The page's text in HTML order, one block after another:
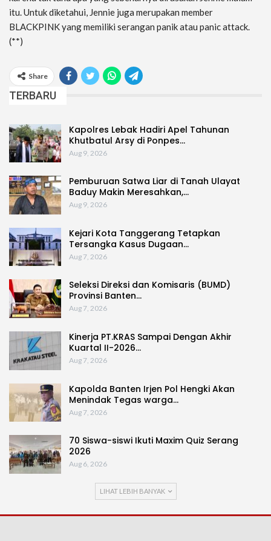
itu. Untuk diketahui, Jennie juga merupakan member
BLACKPINK yang memiliki serangan panik atau panic attack.
(**)
Share
TERBARU
Kapolres Lebak Hadiri Apel Tahunan
Khutbatul Arsy di Ponpes…
Aug 9, 2026
Pemburuan Satwa Liar di Tanah Ulayat
Baduy Makin Meresahkan,…
Aug 9, 2026
Kejari Kota Tanggerang Tetapkan
Tersangka Kasus Dugaan…
Aug 7, 2026
Seleksi Direksi dan Komisaris (BUMD)
Provinsi Banten…
Aug 7, 2026
Kinerja PT.KRAS Sampai Dengan Akhir
Kuartal II-2026…
Aug 7, 2026
Kapolda Banten Irjen Pol Hengki Akan
Menindak Tegas warga…
Aug 7, 2026
70 Siswa-siswi Ikuti Maxim Quiz Serang
2026
Aug 6, 2026
LIHAT LEBIH BANYAK